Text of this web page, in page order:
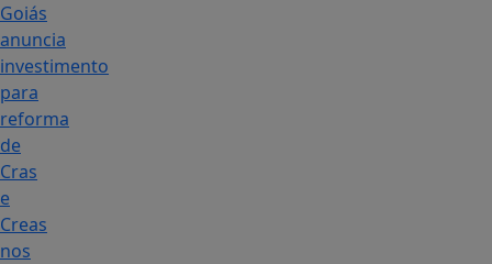
Goiás
anuncia
investimento
para
reforma
de
Cras
e
Creas
nos